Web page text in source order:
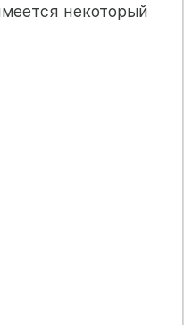
некоторый